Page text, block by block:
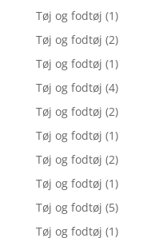
Tøj og fodtøj (1)
Tøj og fodtøj (2)
Tøj og fodtøj (1)
Tøj og fodtøj (4)
Tøj og fodtøj (2)
Tøj og fodtøj (1)
Tøj og fodtøj (2)
Tøj og fodtøj (1)
Tøj og fodtøj (5)
Tøj og fodtøj (1)